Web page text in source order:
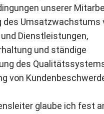
unserer
des Umsatzwachstums
Dienstleistungen,
und ständige
des
von
glaube ich fest